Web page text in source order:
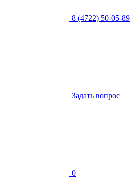
8 (4722) 50-05-89
Задать вопрос
0